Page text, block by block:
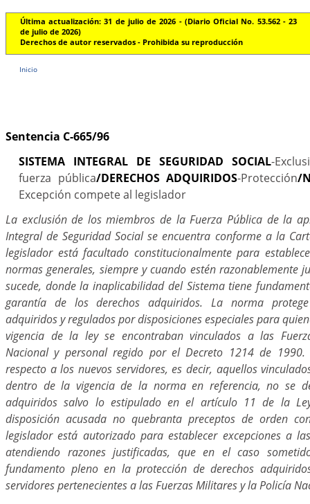
Última actualización: 31 de julio de 2026 - (Diario Oficial No. 53.562 - 23
de julio de 2026)
Derechos de autor reservados - Prohibida su reproducción
Inicio
Sentencia C-665/96
SISTEMA INTEGRAL DE SEGURIDAD SOCIAL-
fuerza pública/DERECHOS ADQUIRIDOS-Protección/
Excepción compete al legislador
La exclusión de los miembros de la Fuerza Pública de la
Integral de Seguridad Social se encuentra conforme a la
legislador está facultado constitucionalmente para
normas generales, siempre y cuando estén razonablemente
sucede, donde la inaplicabilidad del Sistema tiene
garantía de los derechos adquiridos. La norma
adquiridos y regulados por disposiciones especiales para
vigencia de la ley se encontraban vinculados a las
Nacional y personal regido por el Decreto 1214 de
respecto a los nuevos servidores, es decir, aquellos
dentro de la vigencia de la norma en referencia, no se
adquiridos salvo lo estipulado en el artículo 11 de la
disposición acusada no quebranta preceptos de orden
legislador está autorizado para establecer excepciones a
atendiendo razones justificadas, que en el caso
fundamento pleno en la protección de derechos
servidores pertenecientes a las Fuerzas Militares y la Policía